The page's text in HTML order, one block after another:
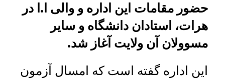
حضور مقامات این اداره و والی ا.ا در
هرات، استادان دانشگاه و سایر
مسوولان آن ولایت آغاز شد.
این اداره گفته است که امسال آزمون